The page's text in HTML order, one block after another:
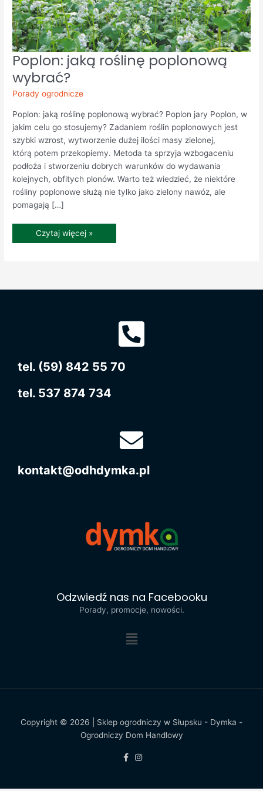
Poplon: jaką roślinę poplonową
wybrać?
Porady ogrodnicze
Poplon: jaką roślinę poplonową wybrać? Poplon jary Poplon, w
jakim celu go stosujemy? Zadaniem roślin poplonowych jest
szybki wzrost, wytworzenie dużej ilości masy zielonej,
którą potem przekopiemy. Metoda ta sprzyja wzbogaceniu
podłoża i stworzeniu dobrych warunków do wydawania
kolejnych, obfitych plonów. Warto też wiedzieć, że niektóre
rośliny poplonowe służą nie tylko jako zielony nawóz, ale
pomagają […]
Poplon:
jaką
roślinę
poplonową
wybrać?
Czytaj więcej »
tel. (59) 842 55 70
tel. 537 874 734
kontakt@odhdymka.pl
Odzwiedź nas na Facebooku
Porady, promocje, nowości.
Menu
Copyright © 2026 | Sklep ogrodniczy w Słupsku - Dymka -
Ogrodniczy Dom Handlowy